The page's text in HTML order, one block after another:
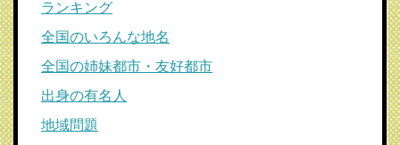
ランキング
全国のいろんな地名
全国の姉妹都市・友好都市
出身の有名人
地域問題